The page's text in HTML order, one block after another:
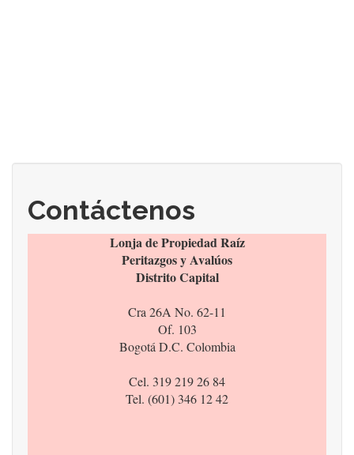
Contáctenos
Lonja de Propiedad Raíz
Peritazgos y Avalúos
Distrito Capital
Cra 26A No. 62-11
Of. 103
Bogotá D.C. Colombia
Cel. 319 219 26 84
Tel. (601) 346 12 42